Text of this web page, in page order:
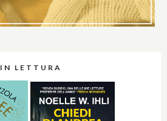
IN LETTURA